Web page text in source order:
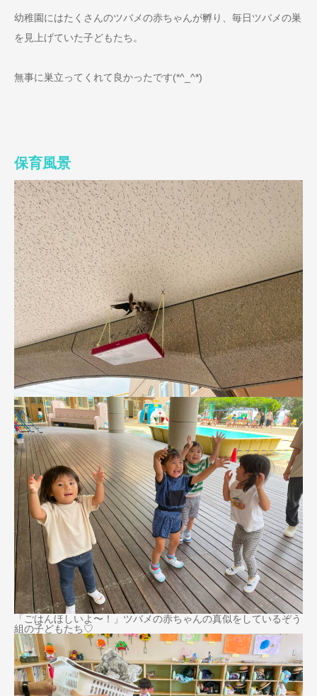
幼稚園にはたくさんのツバメの赤ちゃんが孵り、毎日ツバメの巣
を見上げていた子どもたち。
無事に巣立ってくれて良かったです(*^_^*)
保育風景
「ごはんほしいよ〜！」ツバメの赤ちゃんの真似をしているぞう
組の子どもたち♡